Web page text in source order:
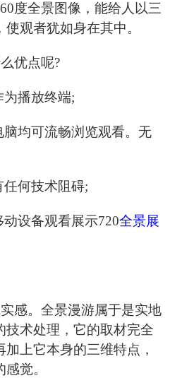
度全景图像，能给人以三
观者犹如身在其中。
优点呢?
为播放终端;
均可流畅浏览观看。无
何技术阻碍;
设备观看展示720全景展
感。全景漫游属于是实地
技术处理，它的取材完全
上它本身的三维特点，
觉。